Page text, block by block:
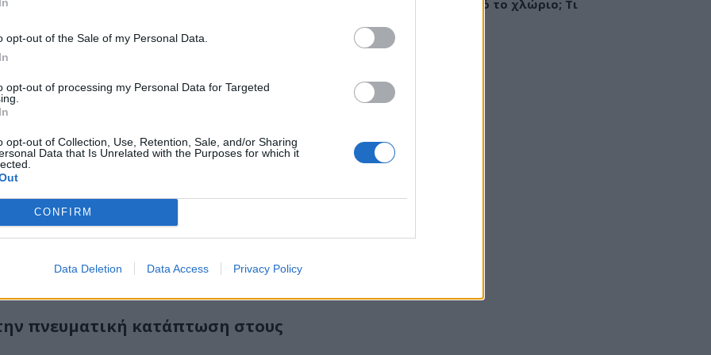
opt-out of the Sale of my Personal Data.
opt-out of processing my Personal Data for Targeted
opt-out of Collection, Use, Retention, Sale, and/or Sharing
Data that Is Unrelated with the Purposes for which it
CONFIRM
Data Deletion Data Access Privacy Policy
οι εξελίξεις!
θέμα «Εισαγωγή στη Συνολική Γηριατρική
Μελέτης και Έρευνας της Γήρανσης...
πνευματική κατάπτωση στους
αλλεργία ή ερεθισμός από το χλώριο; Τι